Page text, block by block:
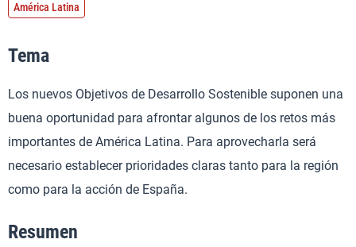
América Latina
Tema
Los nuevos Objetivos de Desarrollo Sostenible suponen una
buena oportunidad para afrontar algunos de los retos más
importantes de América Latina. Para aprovecharla será
necesario establecer prioridades claras tanto para la región
como para la acción de España.
Resumen